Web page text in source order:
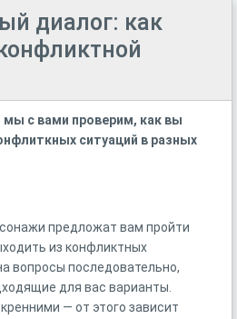
диалог: как
мы с вами проверим, как вы
ситуаций в разных
предложат вам пройти
из конфликтных
вопросы последовательно,
для вас варианты.
— от этого зависит